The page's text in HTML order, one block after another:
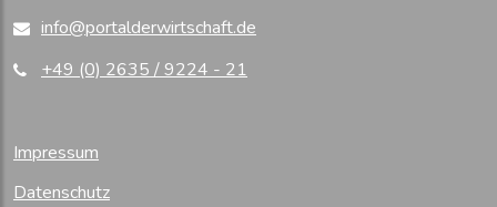
info@portalderwirtschaft.de
+49 (0) 2635 / 9224 - 21
Impressum
Datenschutz